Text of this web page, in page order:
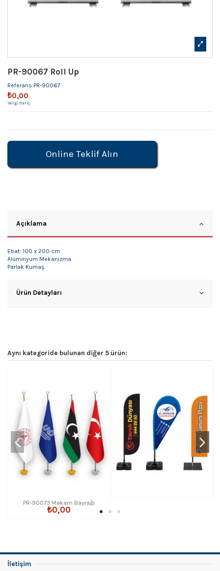
PR-90067 Roll Up
Referans PR-90067
₺0,00
Vergi hariç
Online Teklif Alın
Açıklama
Ebat: 100 x 200 cm
Alüminyum Mekanizma
Parlak Kumaş
Ürün Detayları
Aynı kategoride bulunan diğer 5 ürün:
PR-90073 Makam Bayrağı
₺0,00
İletişim